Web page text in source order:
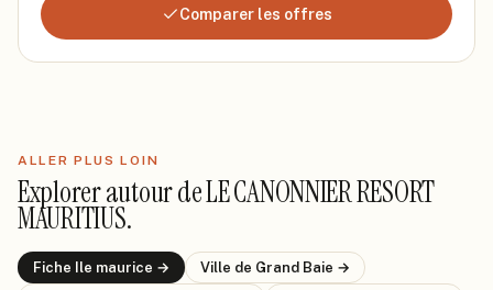
Comparer les offres
ALLER PLUS LOIN
Explorer autour deLE CANONNIER RESORT
MAURITIUS.
Fiche Ile maurice → Ville de Grand Baie →